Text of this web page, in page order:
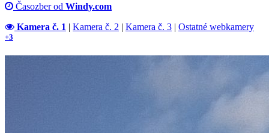
Časozber od Windy.com
Kamera č. 1 | Kamera č. 2 | Kamera č. 3 | Ostatné webkamery
+3